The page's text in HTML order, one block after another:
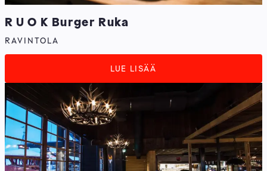
R U O K Burger Ruka
RAVINTOLA
LUE LISÄÄ